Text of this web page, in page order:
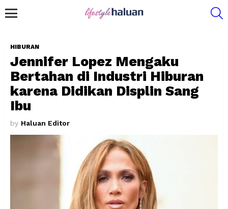
HIBURAN
Jennifer Lopez Mengaku
Bertahan di Industri Hiburan
karena Didikan Displin Sang
Ibu
by Haluan Editor